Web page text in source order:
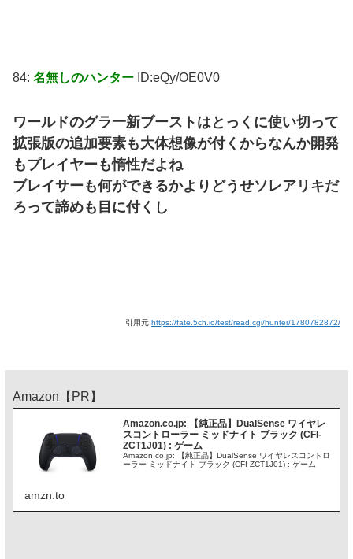
84: 名無しのハンター ID:eQy/OE0V0
ワールドのグラ一新ブーストはとっくに使い切って
拡張版の追加要素も大体想像が付くからなんか開発
もプレイヤーも惰性だよね
ブレイサーも何ができるかよりどうせソレアリキだ
ろって諦めも目に付くし
引用元:https://fate.5ch.io/test/read.cgi/hunter/1780782872/
Amazon【PR】
Amazon.co.jp: 【純正品】DualSense ワイヤレ
スコントローラー ミッドナイト ブラック (CFI-
ZCT1J01) : ゲーム
Amazon.co.jp: 【純正品】DualSense ワイヤレスコントロ
ーラー ミッドナイト ブラック (CFI-ZCT1J01) : ゲーム
amzn.to